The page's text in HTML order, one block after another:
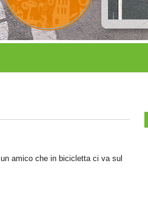
un amico che in bicicletta ci va sul